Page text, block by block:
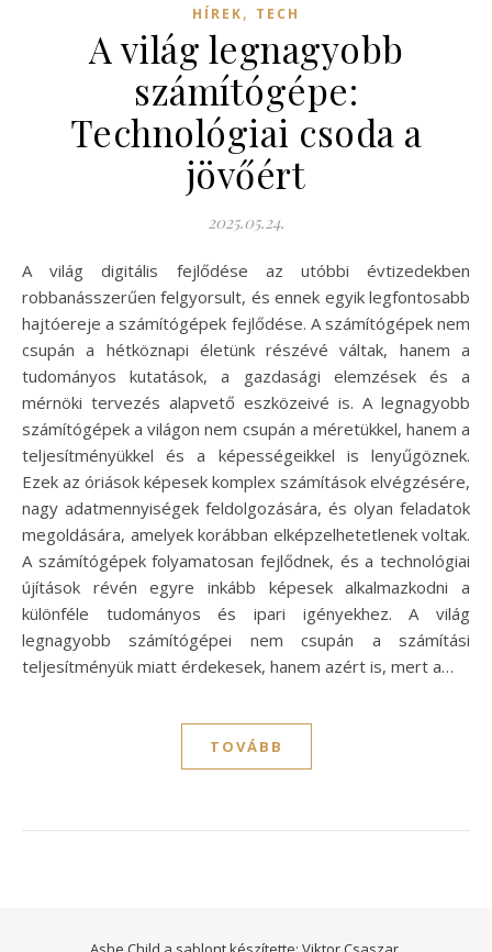
HÍREK, TECH
A világ legnagyobb
számítógépe:
Technológiai csoda a
jövőért
2025.05.24.
A világ digitális fejlődése az utóbbi évtizedekben
robbanásszerűen felgyorsult, és ennek egyik legfontosabb
hajtóereje a számítógépek fejlődése. A számítógépek nem
csupán a hétköznapi életünk részévé váltak, hanem a
tudományos kutatások, a gazdasági elemzések és a
mérnöki tervezés alapvető eszközeivé is. A legnagyobb
számítógépek a világon nem csupán a méretükkel, hanem a
teljesítményükkel és a képességeikkel is lenyűgöznek.
Ezek az óriások képesek komplex számítások elvégzésére,
nagy adatmennyiségek feldolgozására, és olyan feladatok
megoldására, amelyek korábban elképzelhetetlenek voltak.
A számítógépek folyamatosan fejlődnek, és a technológiai
újítások révén egyre inkább képesek alkalmazkodni a
különféle tudományos és ipari igényekhez. A világ
legnagyobb számítógépei nem csupán a számítási
teljesítményük miatt érdekesek, hanem azért is, mert a…
TOVÁBB